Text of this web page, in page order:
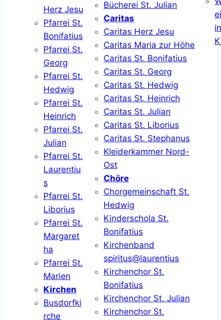
Herz Jesu
Pfarrei St.
Bonifatius
Pfarrei St.
Georg
Pfarrei St.
Hedwig
Pfarrei St.
Heinrich
Pfarrei St.
Julian
Pfarrei St.
Laurentiu
s
Pfarrei St.
Liborius
Pfarrei St.
Margaret
ha
Pfarrei St.
Marien
Kirchen
Busdorfki
rche
Bücherei St. Julian
Caritas
Caritas Herz Jesu
Caritas Maria zur Höhe
Caritas St. Bonifatius
Caritas St. Georg
Caritas St. Hedwig
Caritas St. Heinrich
Caritas St. Julian
Caritas St. Liborius
Caritas St. Stephanus
Kleiderkammer Nord-
Ost
Chöre
Chorgemeinschaft St.
Hedwig
Kinderschola St.
Bonifatius
Kirchenband
spiritus@laurentius
Kirchenchor St.
Bonifatius
Kirchenchor St. Julian
Kirchenchor St.